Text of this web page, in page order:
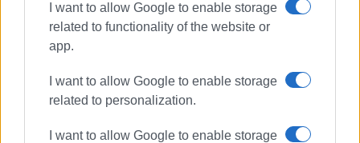
I want to allow Google to enable storage
related to functionality of the website or
app.
I want to allow Google to enable storage
related to personalization.
I want to allow Google to enable storage